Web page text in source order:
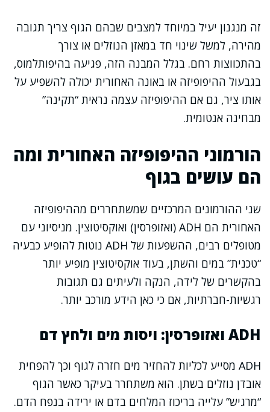
זה מנגנון יעיל במיוחד למצבים שבהם הגוף צריך תגובה
מהירה, למשל שינוי חד במאזן הנוזלים או צורך
בהתכווצות רחם. בגלל המבנה הזה, פגיעה בהיפותלמוס,
בגבעול ההיפופיזה או באונה האחורית יכולה להשפיע על
אותו ציר, גם אם ההיפופיזה עצמה נראית “תקינה”
מבחינה אנטומית.
הורמוני ההיפופיזה האחורית ומה
הם עושים בגוף
שני ההורמונים המרכזיים שמשתחררים מההיפופיזה
האחורית הם ADH (ואזופרסין) ואוקסיטוצין. מניסיוני עם
מטופלים רבים, ההשפעות של ADH נוטות להופיע כבעיה
“טכנית” במים והשתן, בעוד אוקסיטוצין מופיע יותר
בהקשרים של לידה, הנקה ולעיתים גם תגובות
רגשיות-חברתיות, אם כי כאן הידע מורכב יותר.
ADH ואזופרסין: ויסות מים ולחץ דם
ADH מסייע לכליות להחזיר מים חזרה לגוף וכך להפחית
אובדן נוזלים בשתן. הוא משתחרר בעיקר כאשר הגוף
“מרגיש” עלייה בריכוז המלחים בדם או ירידה בנפח הדם.